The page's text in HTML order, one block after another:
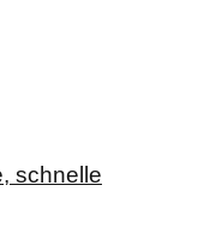
schnelle